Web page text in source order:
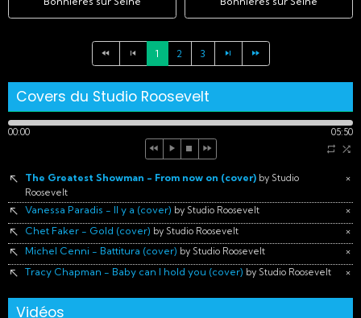
1 2 3
Covers du Studio Roosevelt
00:00 05:50
×
The Greatest Showman - From now on (cover) by Studio
Roosevelt
×
Vanessa Paradis - Il y a (cover) by Studio Roosevelt
×
Chet Faker - Gold (cover) by Studio Roosevelt
×
Michel Cenni - Battitura (cover) by Studio Roosevelt
×
Tracy Chapman - Baby can I hold you (cover) by Studio Roosevelt
Vidéos